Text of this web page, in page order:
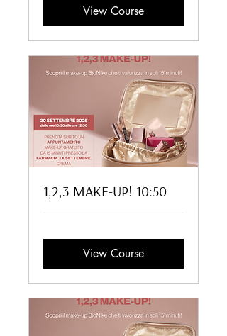
View Course
1,2,3 MAKE-UP! 10:50
View Course